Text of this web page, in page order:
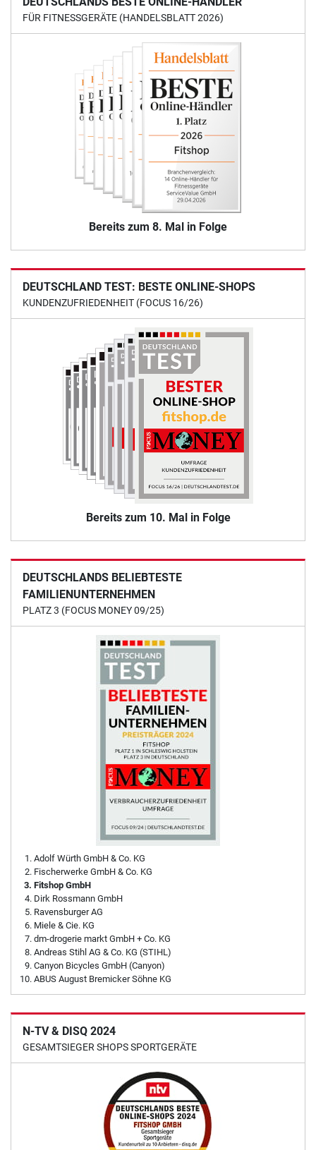
FÜR FITNESSGERÄTE (HANDELSBLATT 2026)
Bereits zum 8. Mal in Folge
DEUTSCHLAND TEST: BESTE ONLINE-SHOPS
KUNDENZUFRIEDENHEIT (FOCUS 16/26)
Bereits zum 10. Mal in Folge
DEUTSCHLANDS BELIEBTESTE
FAMILIENUNTERNEHMEN
PLATZ 3 (FOCUS MONEY 09/25)
Adolf Würth GmbH & Co. KG
Fischerwerke GmbH & Co. KG
Fitshop GmbH
Dirk Rossmann GmbH
Ravensburger AG
Miele & Cie. KG
dm-drogerie markt GmbH + Co. KG
Andreas Stihl AG & Co. KG (STIHL)
Canyon Bicycles GmbH (Canyon)
ABUS August Bremicker Söhne KG
N-TV & DISQ 2024
GESAMTSIEGER SHOPS SPORTGERÄTE